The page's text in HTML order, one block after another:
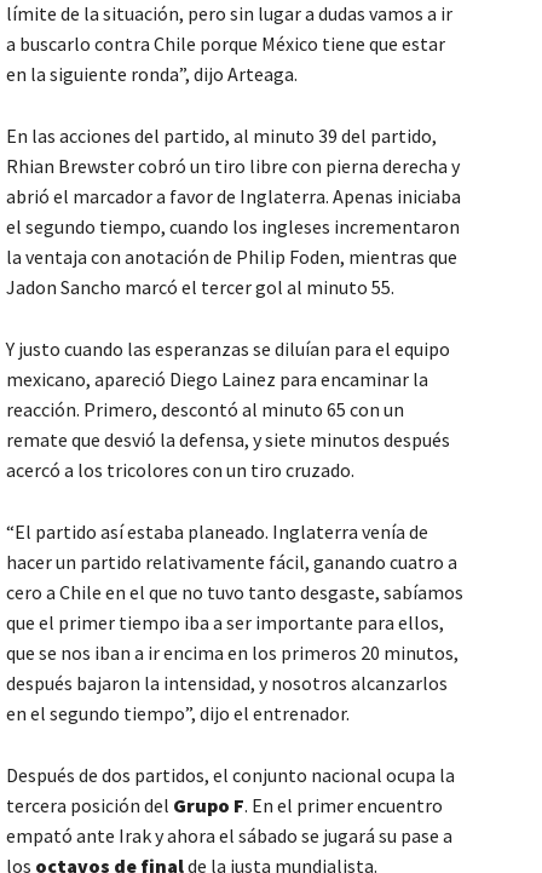
límite de la situación, pero sin lugar a dudas vamos a ir
a buscarlo contra Chile porque México tiene que estar
en la siguiente ronda”, dijo Arteaga.
En las acciones del partido, al minuto 39 del partido,
Rhian Brewster cobró un tiro libre con pierna derecha y
abrió el marcador a favor de Inglaterra. Apenas iniciaba
el segundo tiempo, cuando los ingleses incrementaron
la ventaja con anotación de Philip Foden, mientras que
Jadon Sancho marcó el tercer gol al minuto 55.
Y justo cuando las esperanzas se diluían para el equipo
mexicano, apareció Diego Lainez para encaminar la
reacción. Primero, descontó al minuto 65 con un
remate que desvió la defensa, y siete minutos después
acercó a los tricolores con un tiro cruzado.
“El partido así estaba planeado. Inglaterra venía de
hacer un partido relativamente fácil, ganando cuatro a
cero a Chile en el que no tuvo tanto desgaste, sabíamos
que el primer tiempo iba a ser importante para ellos,
que se nos iban a ir encima en los primeros 20 minutos,
después bajaron la intensidad, y nosotros alcanzarlos
en el segundo tiempo”, dijo el entrenador.
Después de dos partidos, el conjunto nacional ocupa la
tercera posición del Grupo F. En el primer encuentro
empató ante Irak y ahora el sábado se jugará su pase a
los octavos de finalde la justa mundialista.